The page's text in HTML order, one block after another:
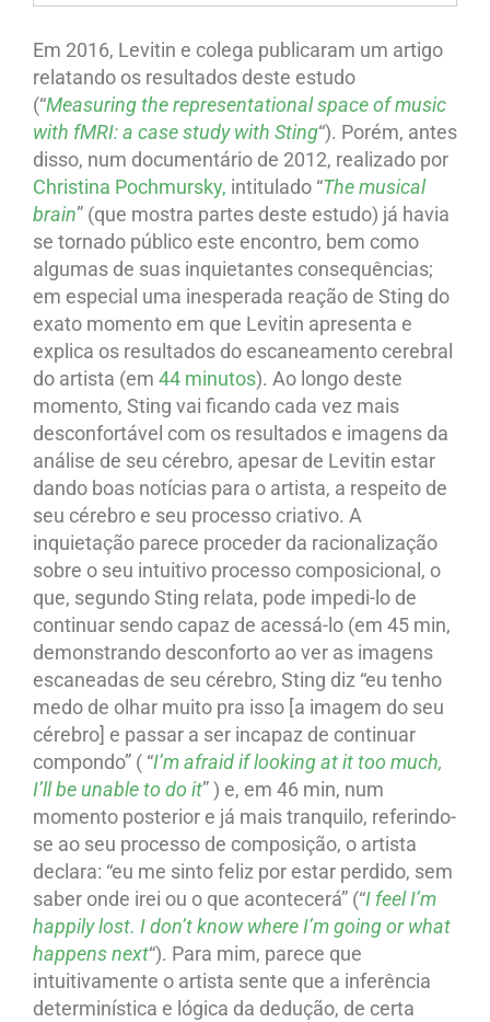
Em 2016, Levitin e colega publicaram um artigo
relatando os resultados deste estudo
(“Measuring the representational space of music
with fMRI: a case study with Sting“). Porém, antes
disso, num documentário de 2012, realizado por
Christina Pochmursky, intitulado “The musical
brain” (que mostra partes deste estudo) já havia
se tornado público este encontro, bem como
algumas de suas inquietantes consequências;
em especial uma inesperada reação de Sting do
exato momento em que Levitin apresenta e
explica os resultados do escaneamento cerebral
do artista (em 44 minutos). Ao longo deste
momento, Sting vai ficando cada vez mais
desconfortável com os resultados e imagens da
análise de seu cérebro, apesar de Levitin estar
dando boas notícias para o artista, a respeito de
seu cérebro e seu processo criativo. A
inquietação parece proceder da racionalização
sobre o seu intuitivo processo composicional, o
que, segundo Sting relata, pode impedi-lo de
continuar sendo capaz de acessá-lo (em 45 min,
demonstrando desconforto ao ver as imagens
escaneadas de seu cérebro, Sting diz “eu tenho
medo de olhar muito pra isso [a imagem do seu
cérebro] e passar a ser incapaz de continuar
compondo” ( “I’m afraid if looking at it too much,
I’ll be unable to do it” ) e, em 46 min, num
momento posterior e já mais tranquilo, referindo-
se ao seu processo de composição, o artista
declara: “eu me sinto feliz por estar perdido, sem
saber onde irei ou o que acontecerá” (“I feel I’m
happily lost. I don’t know where I’m going or what
happens next“). Para mim, parece que
intuitivamente o artista sente que a inferência
determinística e lógica da dedução, de certa